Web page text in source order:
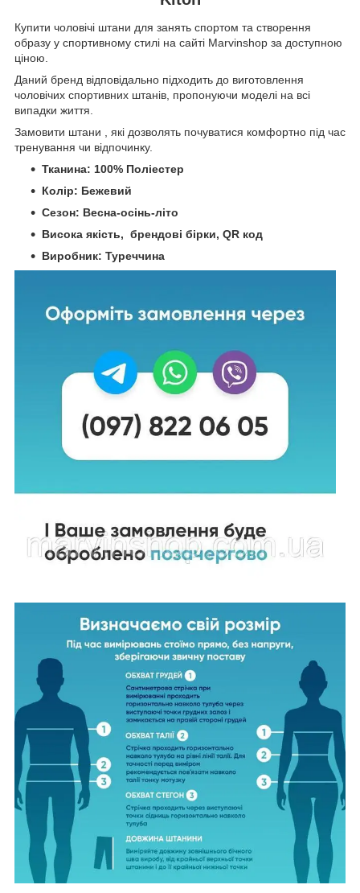
Купити чоловічі штани для занять спортом та створення
образу у спортивному стилі на сайті Marvinshop за доступною
ціною.
Даний бренд відповідально підходить до виготовлення
чоловічих спортивних штанів, пропонуючи моделі на всі
випадки життя.
Замовити штани , які дозволять почуватися комфортно під час
тренування чи відпочинку.
Тканина: 100% Поліестер
Колір: Бежевий
Сезон: Весна-осінь-літо
Висока якість, брендові бірки, QR код
Виробник: Туреччина